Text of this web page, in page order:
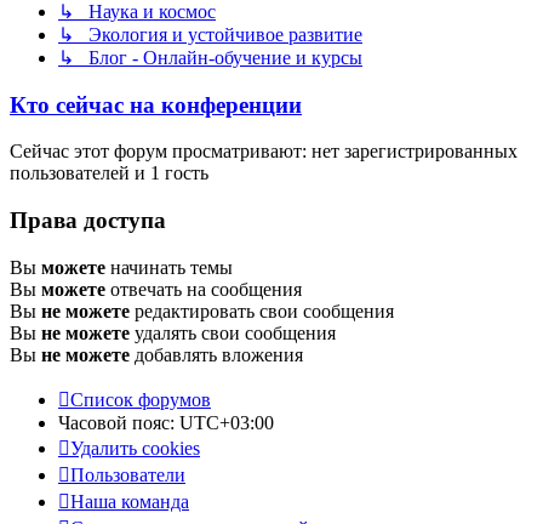
↳ Наука и космос
↳ Экология и устойчивое развитие
↳ Блог - Онлайн-обучение и курсы
Кто сейчас на конференции
Сейчас этот форум просматривают: нет зарегистрированных
пользователей и 1 гость
Права доступа
Вы можете начинать темы
Вы можете отвечать на сообщения
Вы не можете редактировать свои сообщения
Вы не можете удалять свои сообщения
Вы не можете добавлять вложения
Список форумов
Часовой пояс: UTC+03:00
Удалить cookies
Пользователи
Наша команда